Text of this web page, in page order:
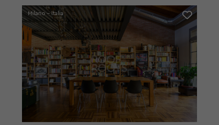
Milano - Italia